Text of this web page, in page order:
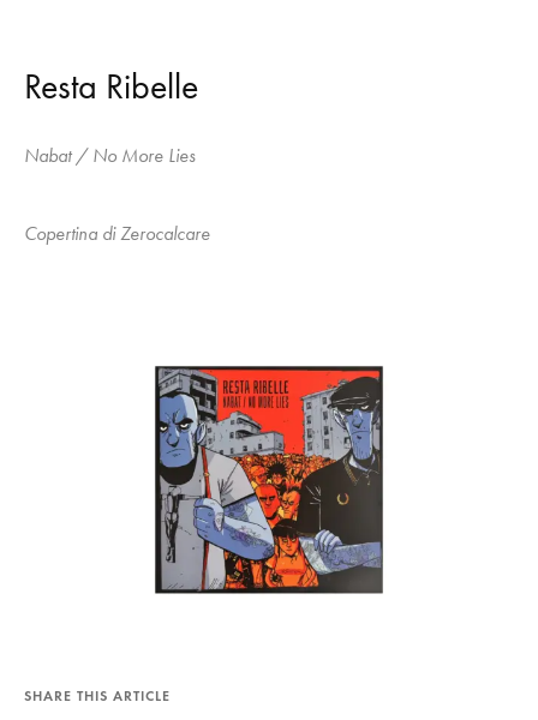
Resta Ribelle
Nabat / No More Lies
Copertina di Zerocalcare
SHARE THIS ARTICLE